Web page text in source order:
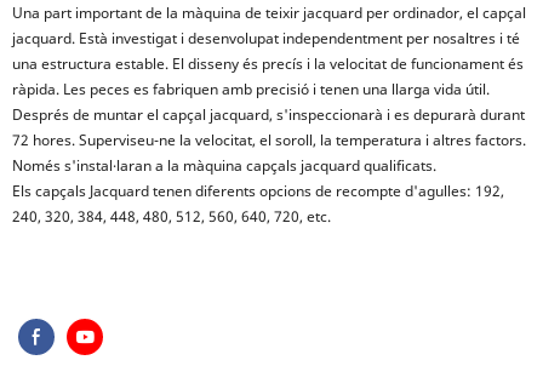
Una part important de la màquina de teixir jacquard per ordinador, el capçal
jacquard. Està investigat i desenvolupat independentment per nosaltres i té
una estructura estable. El disseny és precís i la velocitat de funcionament és
ràpida. Les peces es fabriquen amb precisió i tenen una llarga vida útil.
Després de muntar el capçal jacquard, s'inspeccionarà i es depurarà durant
72 hores. Superviseu-ne la velocitat, el soroll, la temperatura i altres factors.
Només s'instal·laran a la màquina capçals jacquard qualificats.
Els capçals Jacquard tenen diferents opcions de recompte d'agulles: 192,
240, 320, 384, 448, 480, 512, 560, 640, 720, etc.